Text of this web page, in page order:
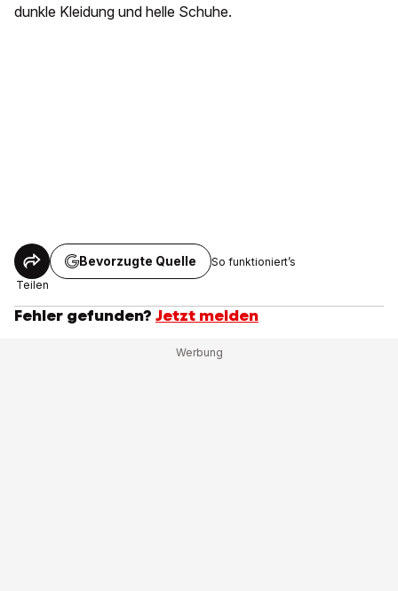
dunkle Kleidung und helle Schuhe.
Teilen
Bevorzugte Quelle So funktioniert’s
Fehler gefunden? Jetzt melden